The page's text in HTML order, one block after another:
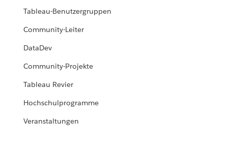
Tableau-Benutzergruppen
Community-Leiter
DataDev
Community-Projekte
Tableau Revier
Hochschulprogramme
Veranstaltungen